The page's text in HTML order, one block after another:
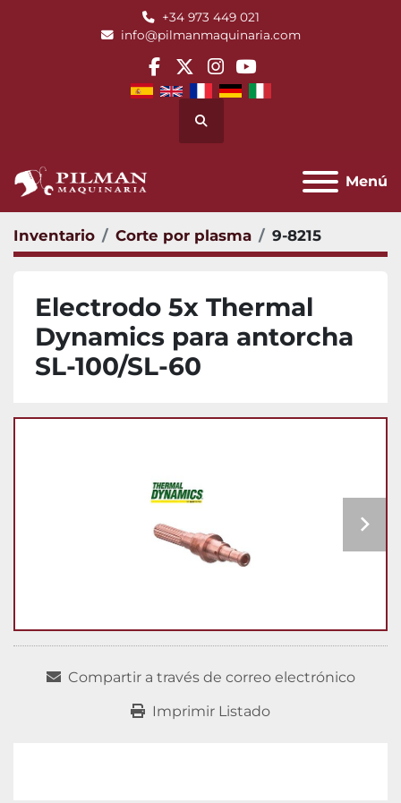
+34 973 449 021
info@pilmanmaquinaria.com
facebook
twitterinstagram
youtube
Buscar
Menú
Inventario Corte por plasma 9-8215
Electrodo 5x Thermal
Dynamics para antorcha
SL-100/SL-60
Compartir a través de correo electrónico
Imprimir Listado